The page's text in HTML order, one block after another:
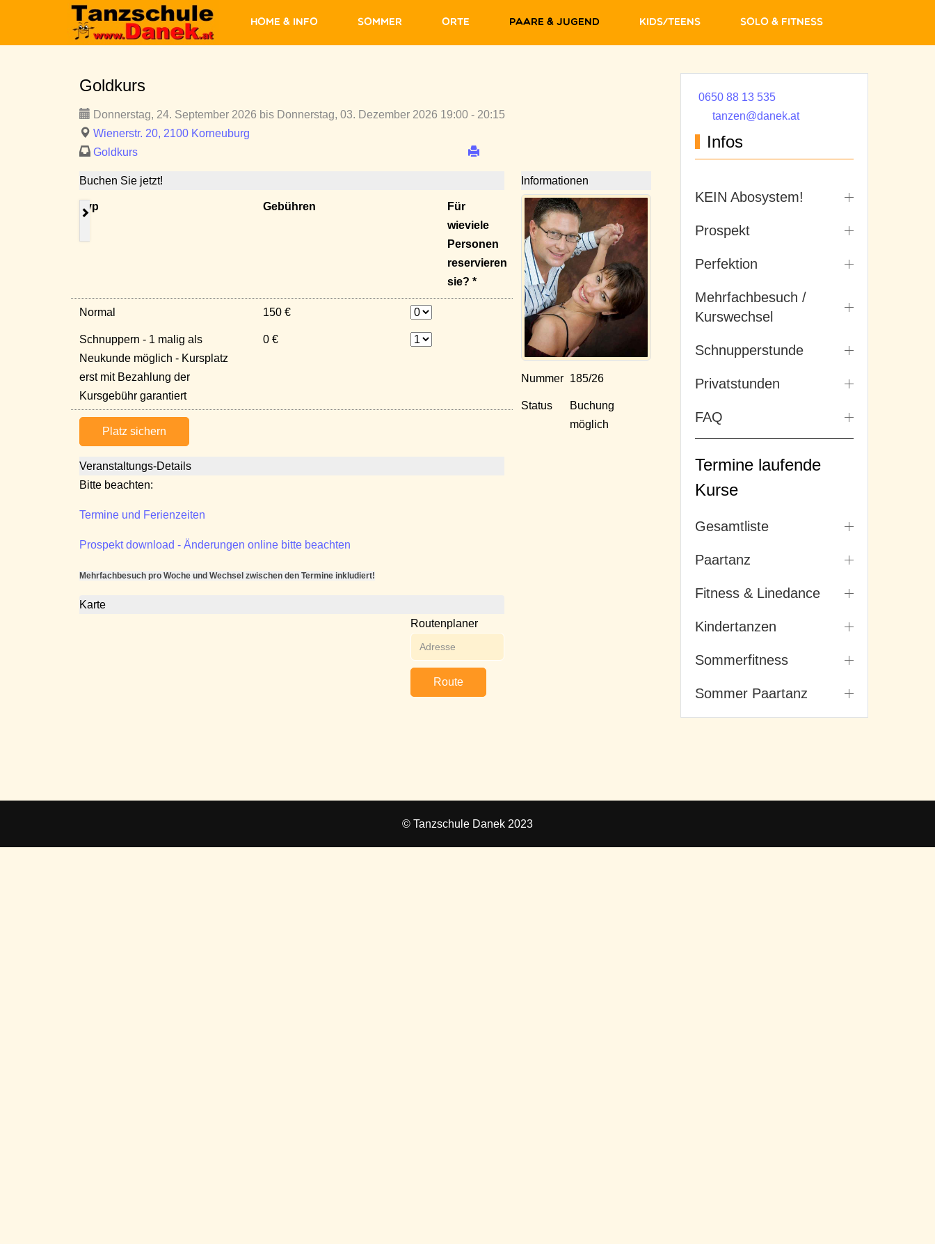
Home & Info Sommer Orte Paare & Jugend Kids/Teens Solo & Fitness
Goldkurs
Donnerstag, 24. September 2026 bis Donnerstag, 03. Dezember 2026 19:00 - 20:15
Wienerstr. 20, 2100 Korneuburg
Goldkurs
Buchen Sie jetzt!
Typ Gebühren
Für
wieviele
Personen
reservieren
sie? *
Normal 150 €
Schnuppern - 1 malig als
Neukunde möglich - Kursplatz
erst mit Bezahlung der
Kursgebühr garantiert
0 €
Platz sichern
Veranstaltungs-Details
Bitte beachten:
Termine und Ferienzeiten
Prospekt download - Änderungen online bitte beachten
Mehrfachbesuch pro Woche und Wechsel zwischen den Termine inkludiert!
Karte
Routenplaner
Route
Informationen
Nummer 185/26
Status
Buchung
möglich
0650 88 13 535
tanzen@danek.at
Infos
KEIN Abosystem!
Prospekt
Perfektion
Mehrfachbesuch /
Kurswechsel
Schnupperstunde
Privatstunden
FAQ
Termine laufende
Kurse
Gesamtliste
Paartanz
Fitness & Linedance
Kindertanzen
Sommerfitness
Sommer Paartanz
© Tanzschule Danek 2023